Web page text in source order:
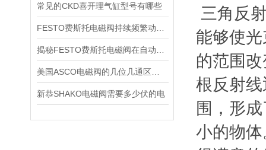
常见的CKD喜开理气缸型号有哪些
新恭SHAKO电磁阀需要多少伏的电
三角反
能够使
的范围
根反射
围，形
小的物